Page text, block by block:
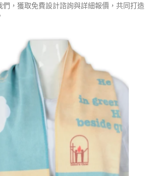
們，獲取免費設計諮詢與詳細報價，共同打造